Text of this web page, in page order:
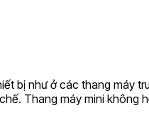
bị như ở các thang máy
Thang máy mini không